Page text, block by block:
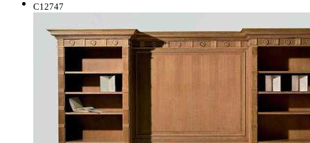
C12747